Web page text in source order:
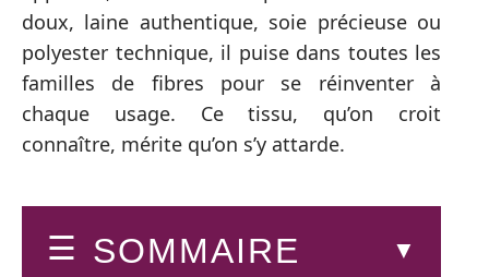
doux, laine authentique, soie précieuse ou
polyester technique, il puise dans toutes les
familles de fibres pour se réinventer à
chaque usage. Ce tissu, qu’on croit
connaître, mérite qu’on s’y attarde.
SOMMAIRE